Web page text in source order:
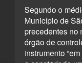
Segundo o
Município de
precedentes no
órgão de
instrumento